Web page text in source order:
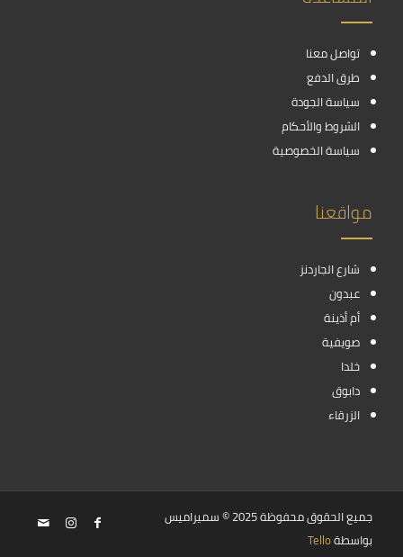
تواصل معنا
طرق الدفع
سياسة الجودة
الشروط والأحكام
سياسة الخصوصية
مواقعنا
شارع الجاردنز
عبدون
أم أذينة
صويفية
خلدا
دابوق
الزرقاء
جميع الحقوق محفوظة 2025 © سميراميس
بواسطةTello